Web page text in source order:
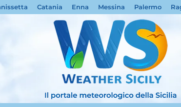
Catania Enna Messina Palermo